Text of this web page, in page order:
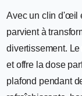
Avec un clin d'œil
parvient à
divertissement.
et offre la dose
plafond pendant